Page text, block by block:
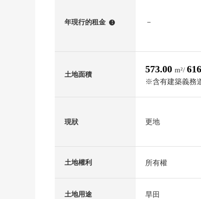
年現行的租金 ! －
土地面積 573.00 m²/
※含有建築義務
現狀 更地
土地權利 所有權
土地用途 旱田